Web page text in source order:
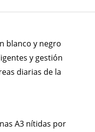
blanco y negro
y gestión
diarias de la
A3 nítidas por